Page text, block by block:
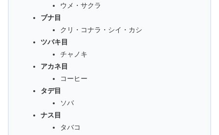
ウメ・サクラ
ブナ目
クリ・コナラ・シイ・カシ
ツバキ目
チャノキ
アカネ目
コーヒー
タデ目
ソバ
ナス目
タバコ